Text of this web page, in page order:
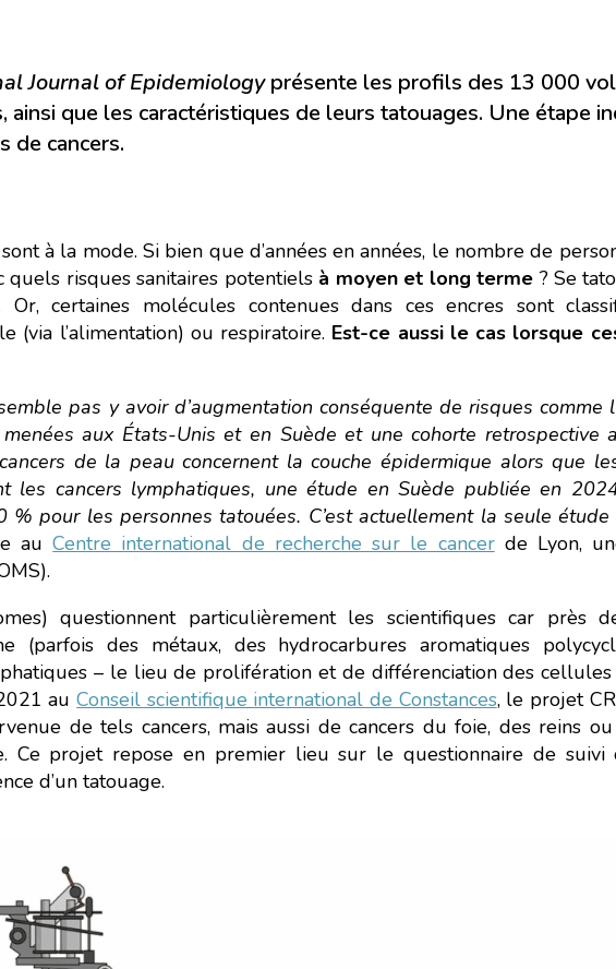
Journal of Epidemiologyprésente les profils des 13 000
que les caractéristiques de leurs tatouages. Une étape
de cancers.
à la mode. Si bien que d’années en années, le nombre de
quels risques sanitaires potentiels à moyen et long terme ? Se
Or, certaines molécules contenues dans ces encres sont
(via l’alimentation) ou respiratoire. Est-ce aussi le cas lorsque
pas y avoir d’augmentation conséquente de risques comme
aux États-Unis et en Suède et une cohorte retrospective
de la peau concernent la couche épidermique alors que
les cancers lymphatiques, une étude en Suède publiée en
% pour les personnes tatouées. C’est actuellement la seule
auCentre international de recherche sur le cancerde Lyon,
questionnent particulièrement les scientifiques car près
(parfois des métaux, des hydrocarbures aromatiques
– le lieu de prolifération et de différenciation des
auConseil scientifique international de Constances, le projet
de tels cancers, mais aussi de cancers du foie, des reins
Ce projet repose en premier lieu sur le questionnaire de
d’un tatouage.